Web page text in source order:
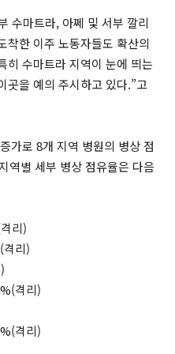
수마트라, 아쩨 및 서부 깔리
착한 이주 노동자들도 확산의
히 수마트라 지역이 눈에 띄는
곳을 예의 주시하고 있다.”고
가로 8개 지역 병원의 병상 점
역별 세부 병상 점유율은 다음
리)
리)
격리)
격리)